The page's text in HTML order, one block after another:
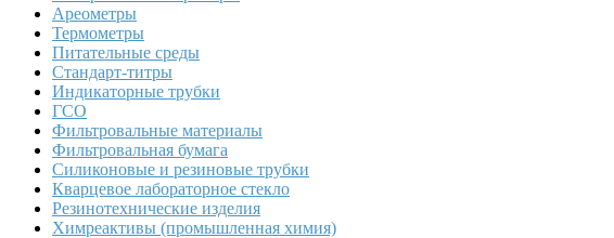
Ареометры
Термометры
Питательные среды
Стандарт-титры
Индикаторные трубки
ГСО
Фильтровальные материалы
Фильтровальная бумага
Силиконовые и резиновые трубки
Кварцевое лабораторное стекло
Резинотехнические изделия
Химреактивы (промышленная химия)